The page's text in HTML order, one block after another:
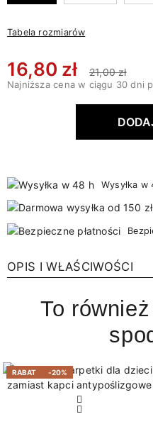
Tabela rozmiarów
16,80 zł 21,00 zł
Najniższa cena w ciągu 30 dni
Wysyłka w
OPIS I WŁAŚCIWOŚCI
To
RABAT -20%